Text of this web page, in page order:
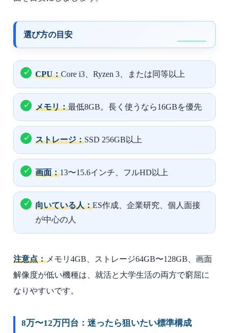
選び方の目安
CPU：Core i3、Ryzen 3、または同等以上
メモリ：最低8GB。長く使うなら16GBを優先
ストレージ：SSD 256GB以上
画面：13〜15.6インチ、フルHD以上
向いている人：ES作成、企業研究、個人面接
が中心の人
注意点： メモリ4GB、ストレージ64GB〜128GB、画面
解像度が低い機種は、就活と大学生活の両方で窮屈に
なりやすいです。
8万〜12万円台：迷ったら狙いたい標準構成